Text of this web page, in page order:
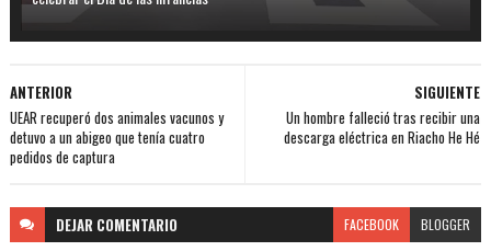
SIGUIENTE
Un hombre falleció tras recibir una
descarga eléctrica en Riacho He Hé
ANTERIOR
UEAR recuperó dos animales vacunos y
detuvo a un abigeo que tenía cuatro
pedidos de captura
DEJAR COMENTARIO FACEBOOK BLOGGER